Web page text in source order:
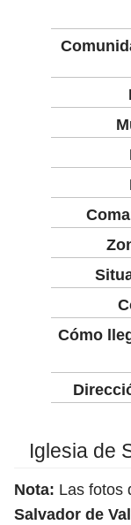
Cómo
Iglesia de
Nota: Las fotos
Salvador de